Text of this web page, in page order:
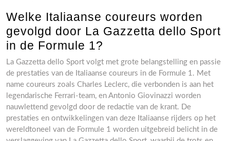
Welke Italiaanse coureurs worden
gevolgd door La Gazzetta dello Sport
in de Formule 1?
La Gazzetta dello Sport volgt met grote belangstelling en passie
de prestaties van de Italiaanse coureurs in de Formule 1. Met
name coureurs zoals Charles Leclerc, die verbonden is aan het
legendarische Ferrari-team, en Antonio Giovinazzi worden
nauwlettend gevolgd door de redactie van de krant. De
prestaties en ontwikkelingen van deze Italiaanse rijders op het
wereldtoneel van de Formule 1 worden uitgebreid belicht in de